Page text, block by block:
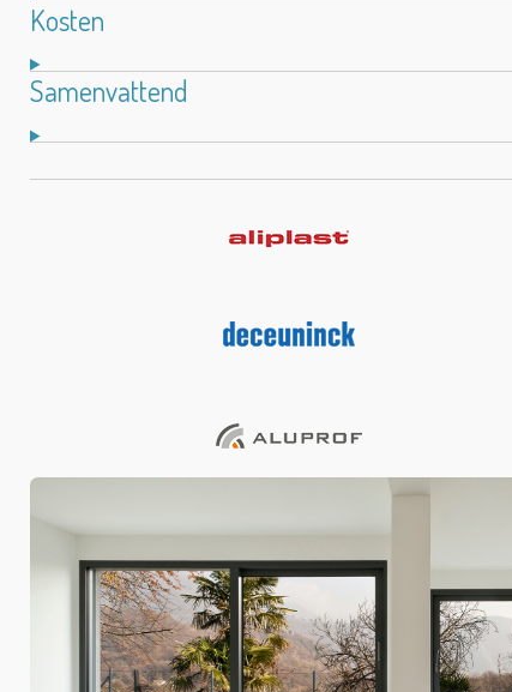
Kosten
Samenvattend